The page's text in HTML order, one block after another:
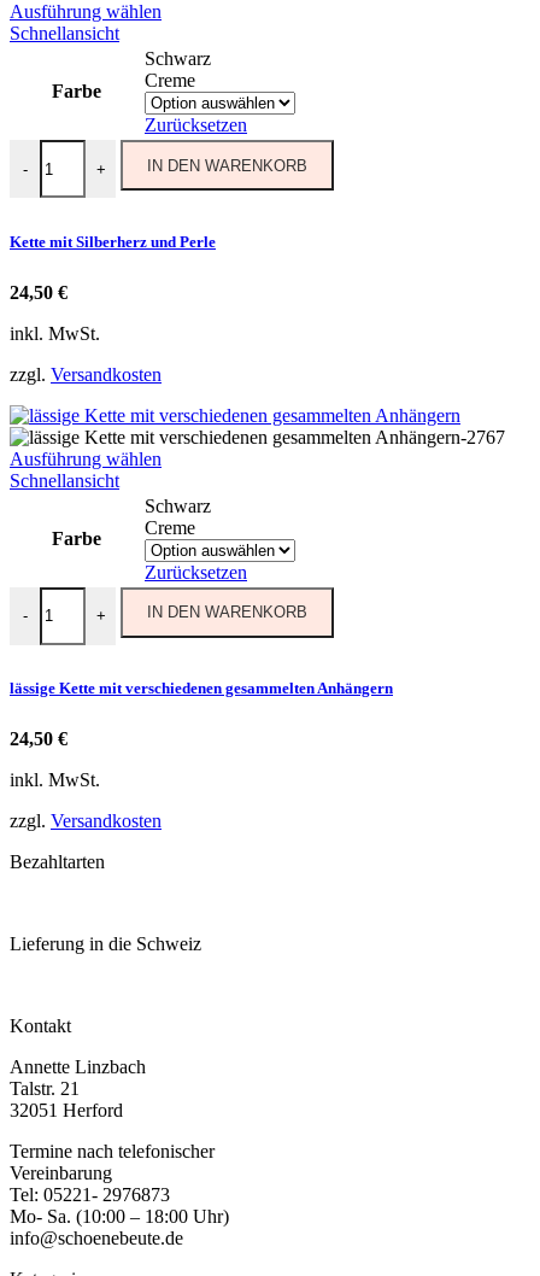
Ausführung wählen
weist
mehrere
Varianten
auf.
Die
Optionen
können
Produktseite
Schnellansicht
Farbe
Schwarz
Creme
Zurücksetzen
-
Kette mit Silberherz und Perle Menge
+ IN DEN WARENKORB
Kette mit Silberherz und Perle
24,50 €
inkl. MwSt.
zzgl. Versandkosten
Ausführung wählen
weist
mehrere
Varianten
auf.
Die
Optionen
können
Produktseite
Schnellansicht
Farbe
Schwarz
Creme
Zurücksetzen
-
lässige Kette mit verschiedenen gesammelten Anhängern Menge
+ IN DEN WARENKORB
lässige Kette mit verschiedenen gesammelten Anhängern
24,50 €
inkl. MwSt.
zzgl. Versandkosten
Bezahltarten
Lieferung in die Schweiz
Kontakt
Annette Linzbach
Talstr. 21
32051 Herford
Termine nach telefonischer
Vereinbarung
Tel: 05221- 2976873
Mo- Sa. (10:00 – 18:00 Uhr)
info@schoenebeute.de